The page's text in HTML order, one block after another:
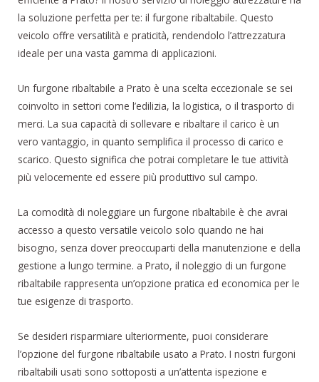
la soluzione perfetta per te: il furgone ribaltabile. Questo
veicolo offre versatilità e praticità, rendendolo l’attrezzatura
ideale per una vasta gamma di applicazioni.
Un furgone ribaltabile a Prato è una scelta eccezionale se sei
coinvolto in settori come l’edilizia, la logistica, o il trasporto di
merci. La sua capacità di sollevare e ribaltare il carico è un
vero vantaggio, in quanto semplifica il processo di carico e
scarico. Questo significa che potrai completare le tue attività
più velocemente ed essere più produttivo sul campo.
La comodità di noleggiare un furgone ribaltabile è che avrai
accesso a questo versatile veicolo solo quando ne hai
bisogno, senza dover preoccuparti della manutenzione e della
gestione a lungo termine. a Prato, il noleggio di un furgone
ribaltabile rappresenta un’opzione pratica ed economica per le
tue esigenze di trasporto.
Se desideri risparmiare ulteriormente, puoi considerare
l’opzione del furgone ribaltabile usato a Prato. I nostri furgoni
ribaltabili usati sono sottoposti a un’attenta ispezione e